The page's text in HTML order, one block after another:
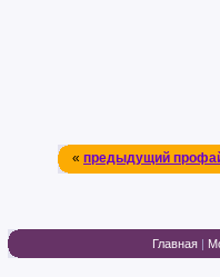
« предыдущий
Главная |